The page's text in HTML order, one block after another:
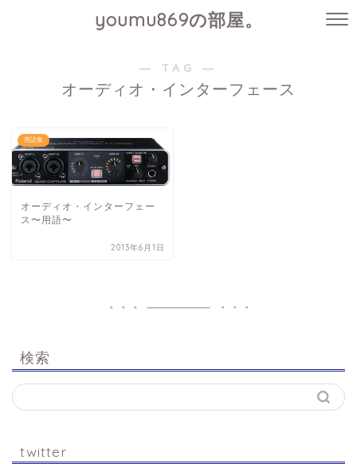
youmu869の部屋。
― TAG ―
オーディオ・インターフェース
用語集
オーディオ・インターフェー
ス〜用語〜
2013年6月1日
検索
twitter